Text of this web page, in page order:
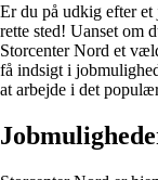
Er du på udkig efter
rette sted! Uanset om
Storcenter Nord et
få indsigt i
at arbejde i det